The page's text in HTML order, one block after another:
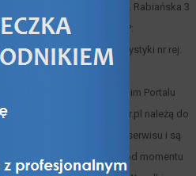
Serwis Turystyczny, Toruń, ul. Rabiańska 3
( mapa), tel. 66 00 61 352, NIP:
8791221083, Organizator turystyki nr rej.
Materiały zawarte w Toruńskim Portalu
Turystycznym www.toruntour.pl należą do
ich autorów lub właściciela serwisu i są
objęte prawami autorskimi od momentu